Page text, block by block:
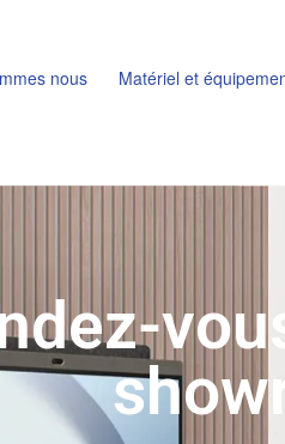
nous Matériel et